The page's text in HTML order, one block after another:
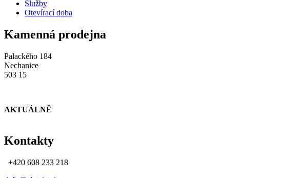
Služby
Otevírací doba
Kamenná prodejna
Palackého 184
Nechanice
503 15
AKTUÁLNĚ
Kontakty
+420 608 233 218